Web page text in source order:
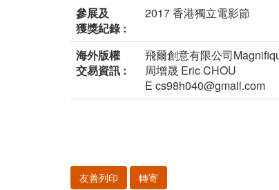
參展及
獲獎紀錄 :
2017 香港獨立電影節
海外版權
交易資訊 :
飛爾創意有限公司
周增晟 Eric CHOU
E cs98h040@gmail.com
友善列印 轉寄